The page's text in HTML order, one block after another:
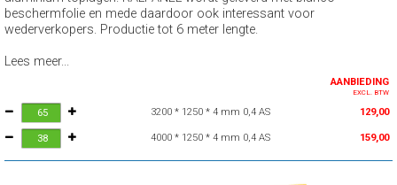
beschermfolie en mede daardoor ook interessant voor
wederverkopers. Productie tot 6 meter lengte.
Lees meer...
AANBIEDING
EXCL. BTW
3200 * 1250 * 4 mm 0,4 AS 129,00
4000 * 1250 * 4 mm 0,4 AS 159,00